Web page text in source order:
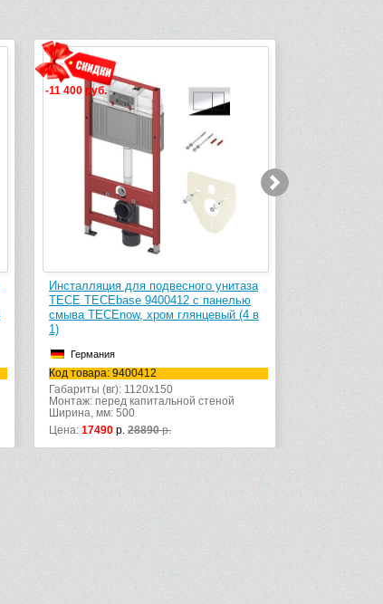
-10 460 руб.
Инсталляция для подвесного унитаза
TECE TECEbase 9400413 с панелью
смыва TECEnow, белый (4 в 1)
Код товара: 9400413
Габариты (вг): 1120x150
Монтаж: перед капитальной стеной
Ширина, мм: 500
Цена:16990 р.27450р.